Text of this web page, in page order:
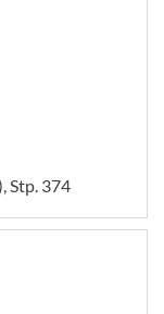
Stp. 374